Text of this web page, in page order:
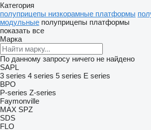
Категория
полуприцепы низкорамные платформы
модульные полуприцепы платформы
показать все
Марка
По данному запросу ничего не найдено
SAPL
3 series 4 series 5 series E series
BPO
P-series Z-series
Faymonville
MAX SPZ
SDS
FLO